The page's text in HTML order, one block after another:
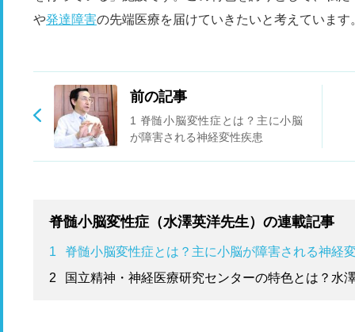
や発達障害の先端医療を届けていきたいと考えています
前の記事
1 脊髄小脳変性症とは？主に小脳
が障害される神経変性疾患
脊髄小脳変性症（水澤英洋先生）の連載記事
1
脊髄小脳変性症とは？主に小脳が障害される神経
2
国立精神・神経医療研究センターの特色とは？水